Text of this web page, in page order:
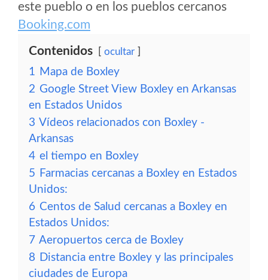
este pueblo o en los pueblos cercanos
Booking.com
Contenidos ocultar
1 Mapa de Boxley
2 Google Street View Boxley en Arkansas
en Estados Unidos
3 Vídeos relacionados con Boxley -
Arkansas
4 el tiempo en Boxley
5 Farmacias cercanas a Boxley en Estados
Unidos:
6 Centos de Salud cercanas a Boxley en
Estados Unidos:
7 Aeropuertos cerca de Boxley
8 Distancia entre Boxley y las principales
ciudades de Europa